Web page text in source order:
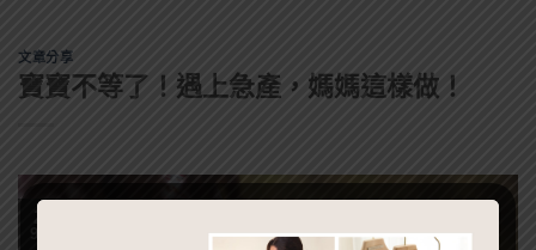
文章分享
寶寶不等了！遇上急產，媽媽這樣做！